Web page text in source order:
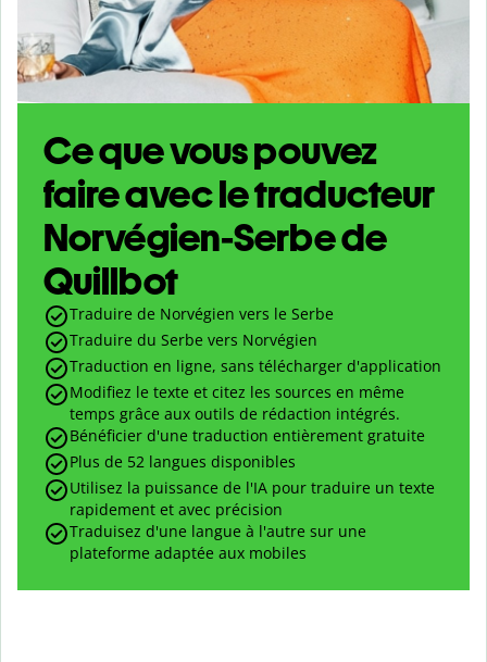
Ce que vous pouvez
faire avec le traducteur
Norvégien-Serbe de
Quillbot
Traduire de Norvégien vers le Serbe
Traduire du Serbe vers Norvégien
Traduction en ligne, sans télécharger d'application
Modifiez le texte et citez les sources en même
temps grâce aux outils de rédaction intégrés.
Bénéficier d'une traduction entièrement gratuite
Plus de 52 langues disponibles
Utilisez la puissance de l'IA pour traduire un texte
rapidement et avec précision
Traduisez d'une langue à l'autre sur une
plateforme adaptée aux mobiles